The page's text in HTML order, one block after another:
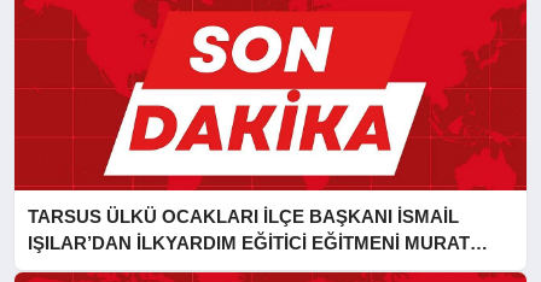
TARSUS ÜLKÜ OCAKLARI İLÇE BAŞKANI İSMAİL
IŞILAR’DAN İLKYARDIM EĞİTİCİ EĞİTMENİ MURAT
CAN FİDAN’A ZİYARET